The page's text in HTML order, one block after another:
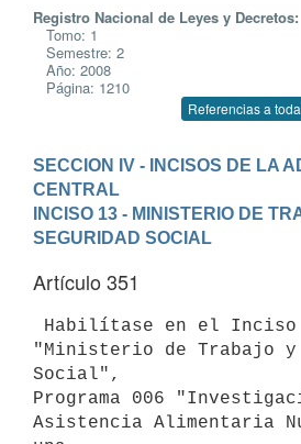
Registro Nacional de Leyes y Decretos:
Tomo: 1
Semestre: 2
Año: 2008
Página: 1210
Referencias a
SECCION IV - INCISOS DE LA
CENTRAL
INCISO 13 - MINISTERIO DE
SEGURIDAD SOCIAL
Artículo 351
"Ministerio de Trabajo y
Social",
Programa 006
Asistencia Alimentaria